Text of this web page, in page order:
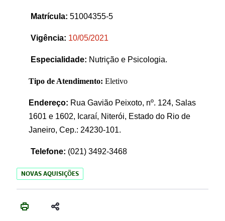
Matrícula: 51004355-5
Vigência: 10/05/2021
Especialidade: Nutrição e Psicologia.
Tipo de Atendimento: Eletivo
Endereço: Rua Gavião Peixoto, nº. 124, Salas
1601 e 1602, Icaraí, Niterói, Estado do Rio de
Janeiro, Cep.: 24230-101.
Telefone: (021) 3492-3468
NOVAS AQUISIÇÕES